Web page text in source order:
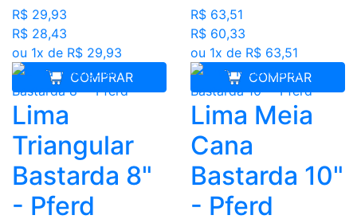
R$ 29,93
R$ 28,43
ou 1x de R$ 29,93
COMPRAR
R$ 63,51
R$ 60,33
ou 1x de R$ 63,51
COMPRAR
Lima
Triangular
Bastarda 8"
- Pferd
Lima Meia
Cana
Bastarda 10"
- Pferd